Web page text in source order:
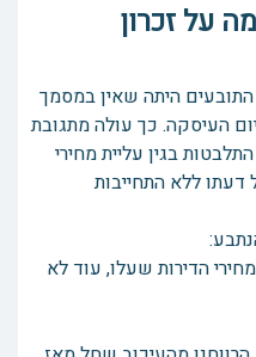
על זכרון
היתה שאין במסמך
העיסקה. כך עולה מתגובת
בגין עליית מחירי
דעתו ללא התחייבות
הדירות שעלו, עוד לא